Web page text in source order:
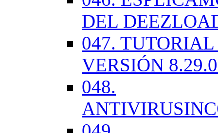
DEL
047.
VERSIÓN
048.